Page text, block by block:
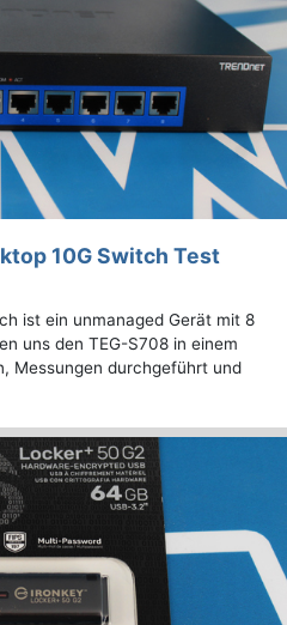
10G Switch Test
ist ein unmanaged Gerät mit 8
uns den TEG-S708 in einem
Messungen durchgeführt und